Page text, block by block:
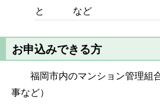
と など
お申込みできる方
福岡市内のマンション管理組
事など）